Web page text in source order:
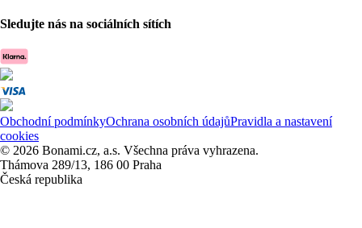
Sledujte nás na sociálních sítích
Obchodní podmínkyOchrana osobních údajůPravidla a nastavení
cookies
© 2026 Bonami.cz, a.s. Všechna práva vyhrazena.
Thámova 289/13, 186 00 Praha
Česká republika